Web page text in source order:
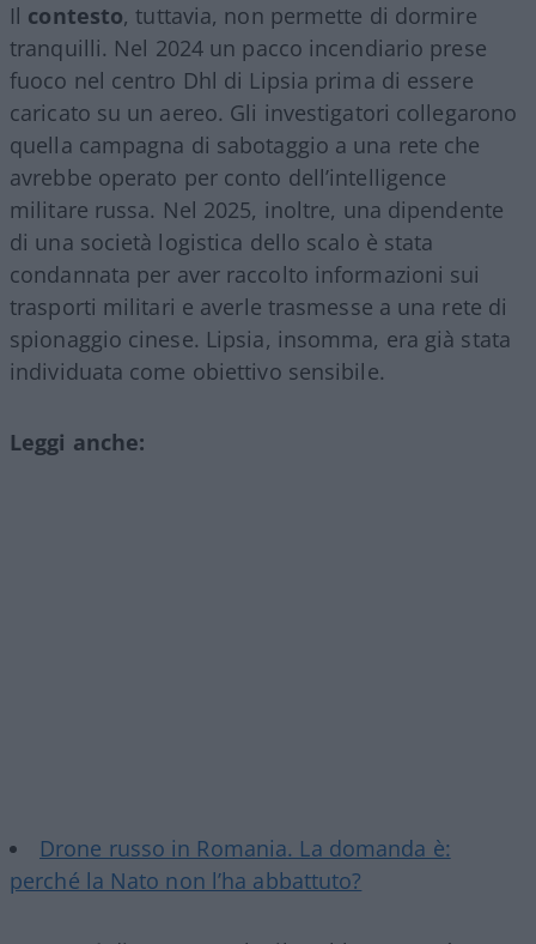
Il contesto, tuttavia, non permette di dormire
tranquilli. Nel 2024 un pacco incendiario prese
fuoco nel centro Dhl di Lipsia prima di essere
caricato su un aereo. Gli investigatori collegarono
quella campagna di sabotaggio a una rete che
avrebbe operato per conto dell’intelligence
militare russa. Nel 2025, inoltre, una dipendente
di una società logistica dello scalo è stata
condannata per aver raccolto informazioni sui
trasporti militari e averle trasmesse a una rete di
spionaggio cinese. Lipsia, insomma, era già stata
individuata come obiettivo sensibile.
Leggi anche:
Drone russo in Romania. La domanda è:
perché la Nato non l’ha abbattuto?